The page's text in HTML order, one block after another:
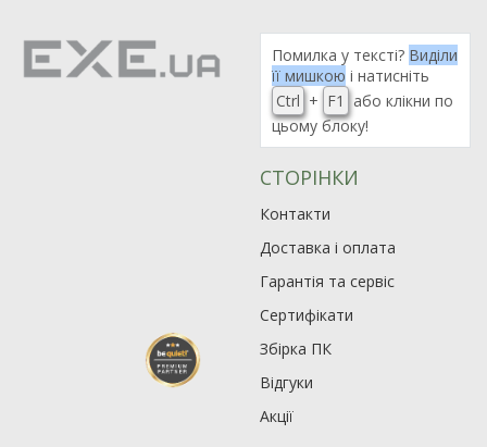
Помилка у тексті? Виділи
її мишкою і натисніть
Ctrl + F1
або клікни по
цьому блоку!
СТОРІНКИ
Контакти
Доставка і оплата
Гарантія та сервіс
Сертифікати
Збірка ПК
Відгуки
Акції